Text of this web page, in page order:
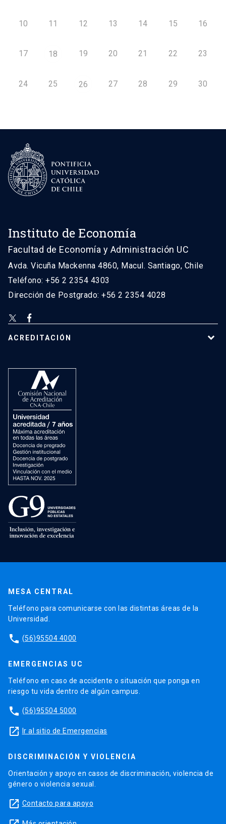
10 11 12 13 14 15 16
17 18 19 20 21 22 23
24 25 26 27 28 29 30
Instituto de Economía
Facultad de Economía y Administración UC
Avda. Vicuña Mackenna 4860, Macul. Santiago, Chile
Teléfono: +56 2 2354 4303
Dirección de Postgrado: +56 2 2354 4028
ACREDITACIÓN
MESA CENTRAL
Teléfono para comunicarse con las distintas áreas de la
Universidad.
phone (56)95504 4000
EMERGENCIAS UC
Teléfono en caso de accidente o situación que ponga en
riesgo tu vida dentro de algún campus.
phone (56)95504 5000
launch Ir al sitio de Emergencias
DISCRIMINACIÓN Y VIOLENCIA
Orientación y apoyo en casos de discriminación, violencia de
género o violencia sexual.
launch Contacto para apoyo